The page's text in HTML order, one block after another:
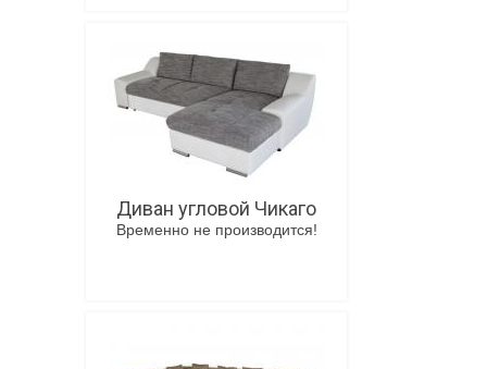
Диван угловой Чикаго
Временно не производится!